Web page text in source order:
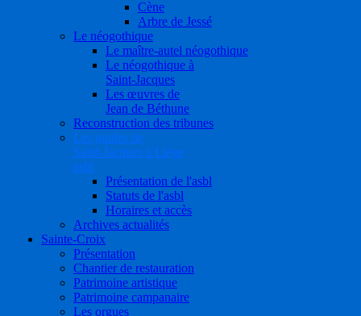
Cène
Arbre de Jessé
Le néogothique
Le maître-autel néogothique
Le néogothique à
Saint-Jacques
Les œuvres de
Jean de Béthune
Reconstruction des tribunes
Les guides de
Saint-Jacques à Liège
asbl
Présentation de l'asbl
Statuts de l'asbl
Horaires et accès
Archives actualités
Sainte-Croix
Présentation
Chantier de restauration
Patrimoine artistique
Patrimoine campanaire
Les orgues